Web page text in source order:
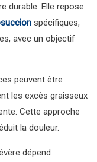
durable. Elle repose
spécifiques,
avec un objectif
peuvent être
les excès graisseux
Cette approche
la douleur.
dépend